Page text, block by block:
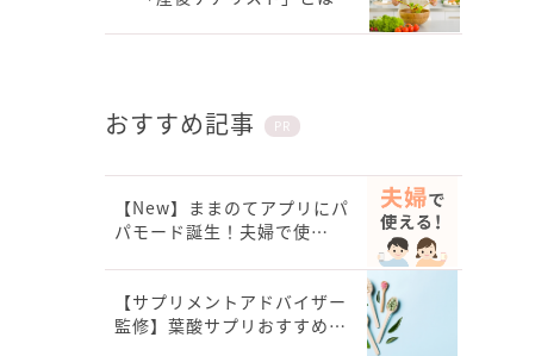
おすすめ記事 PR
【New】ままのてアプリにパ
パモード誕生！夫婦で使…
【サプリメントアドバイザー
監修】葉酸サプリおすすめ…